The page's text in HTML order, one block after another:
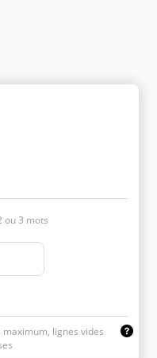
ou 3 mots
maximum, lignes vides